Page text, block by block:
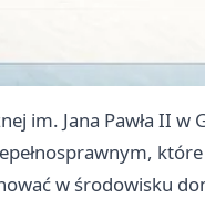
im. Jana Pawła II
w środowisku